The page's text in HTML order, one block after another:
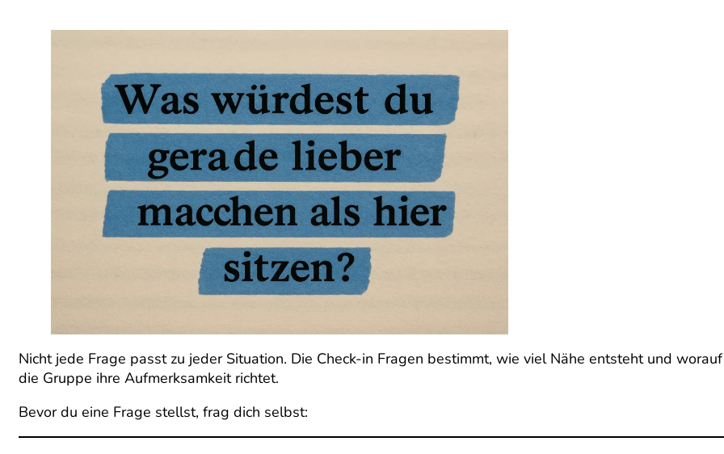
Nicht jede Frage passt zu jeder Situation. Die Check-in Fragen bestimmt, wie viel Nähe entsteht und worauf
die Gruppe ihre Aufmerksamkeit richtet.
Bevor du eine Frage stellst, frag dich selbst: